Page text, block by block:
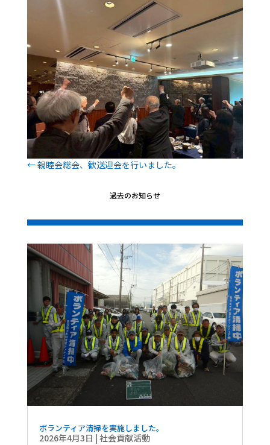
←親睦会総会、歓送迎会を行いました。
過去のお知らせ
ボランティア清掃を実施しました。
2026年4月3日 | 社会貢献活動